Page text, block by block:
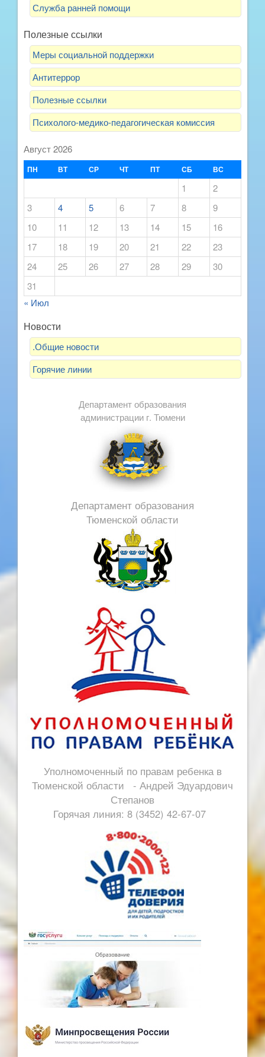
Служба ранней помощи
Полезные ссылки
Меры социальной поддержки
Антитеррор
Полезные ссылки
Психолого-медико-педагогическая комиссия
Август 2026
ПН ВТ СР ЧТ ПТ СБ ВС
1
2
3
4 5 6 7 8
9
10
11 12 13 14 15
16
17
18 19 20 21 22
23
24
25 26 27 28 29
30
31
« Июл
Новости
.Общие новости
Горячие линии
Департамент образования
администрации г. Тюмени
Департамент образования
Тюменской области
Уполномоченный по правам ребенка в
Тюменской области - Андрей Эдуардович
Степанов
Горячая линия: 8 (3452) 42-67-07